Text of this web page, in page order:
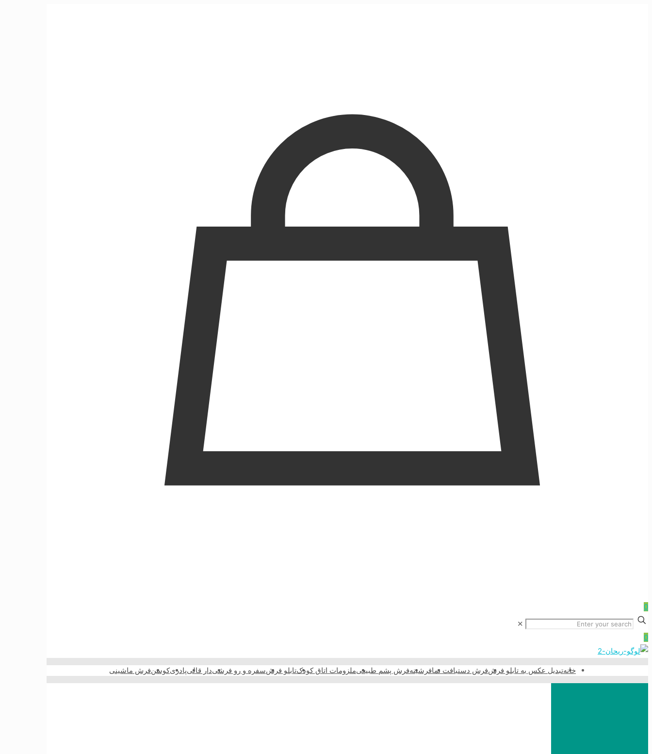
0
✕
0
خانهتبدیل عکس به تابلو فرشفرش دستبافت نمافرشینهفرش پشم طبیعیملزومات اتاق کودکتابلو فرشسفره و رو فرشیدار قالیپادریکوسنفرش ماشینی